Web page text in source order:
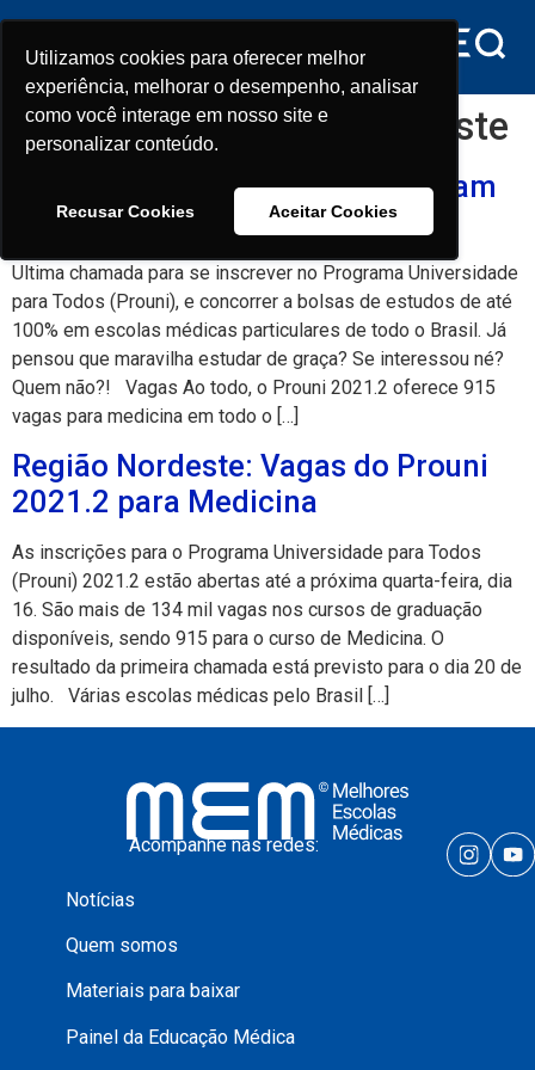
Utilizamos cookies para oferecer melhor
experiência, melhorar o desempenho, analisar
como você interage em nosso site e
personalizar conteúdo.
Recusar Cookies Aceitar Cookies
Utilizamos cookies para oferecer melhor
experiência, melhorar o desempenho, analisar
como você interage em nosso site e
personalizar conteúdo.
Recusar Cookies Aceitar Cookies
conteúdo
Tag:Bolsas Prouni Nordeste
Inscrições para o Prouni terminam
nesta sexta-feira (16)
Ultima chamada para se inscrever no Programa Universidade
para Todos (Prouni), e concorrer a bolsas de estudos de até
100% em escolas médicas particulares de todo o Brasil. Já
pensou que maravilha estudar de graça? Se interessou né?
Quem não?! Vagas Ao todo, o Prouni 2021.2 oferece 915
vagas para medicina em todo o […]
Região Nordeste: Vagas do Prouni
2021.2 para Medicina
As inscrições para o Programa Universidade para Todos
(Prouni) 2021.2 estão abertas até a próxima quarta-feira, dia
16. São mais de 134 mil vagas nos cursos de graduação
disponíveis, sendo 915 para o curso de Medicina. O
resultado da primeira chamada está previsto para o dia 20 de
julho. Várias escolas médicas pelo Brasil […]
Acompanhe nas redes:
Notícias
Quem somos
Materiais para baixar
Painel da Educação Médica